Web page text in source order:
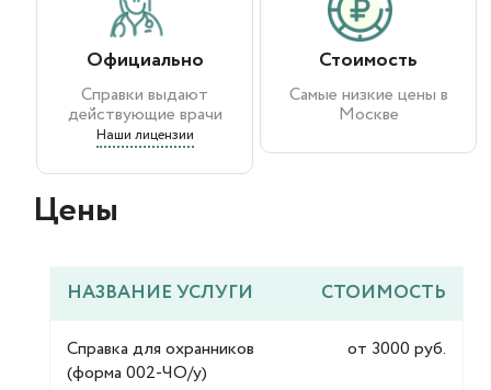
Официально
Справки выдают
действующие врачи
Наши лицензии
Стоимость
Самые низкие цены в
Москве
Цены​
НАЗВАНИЕ УСЛУГИ СТОИМОСТЬ
Справка для охранников
(форма 002-ЧО/у)
от 3000 руб.